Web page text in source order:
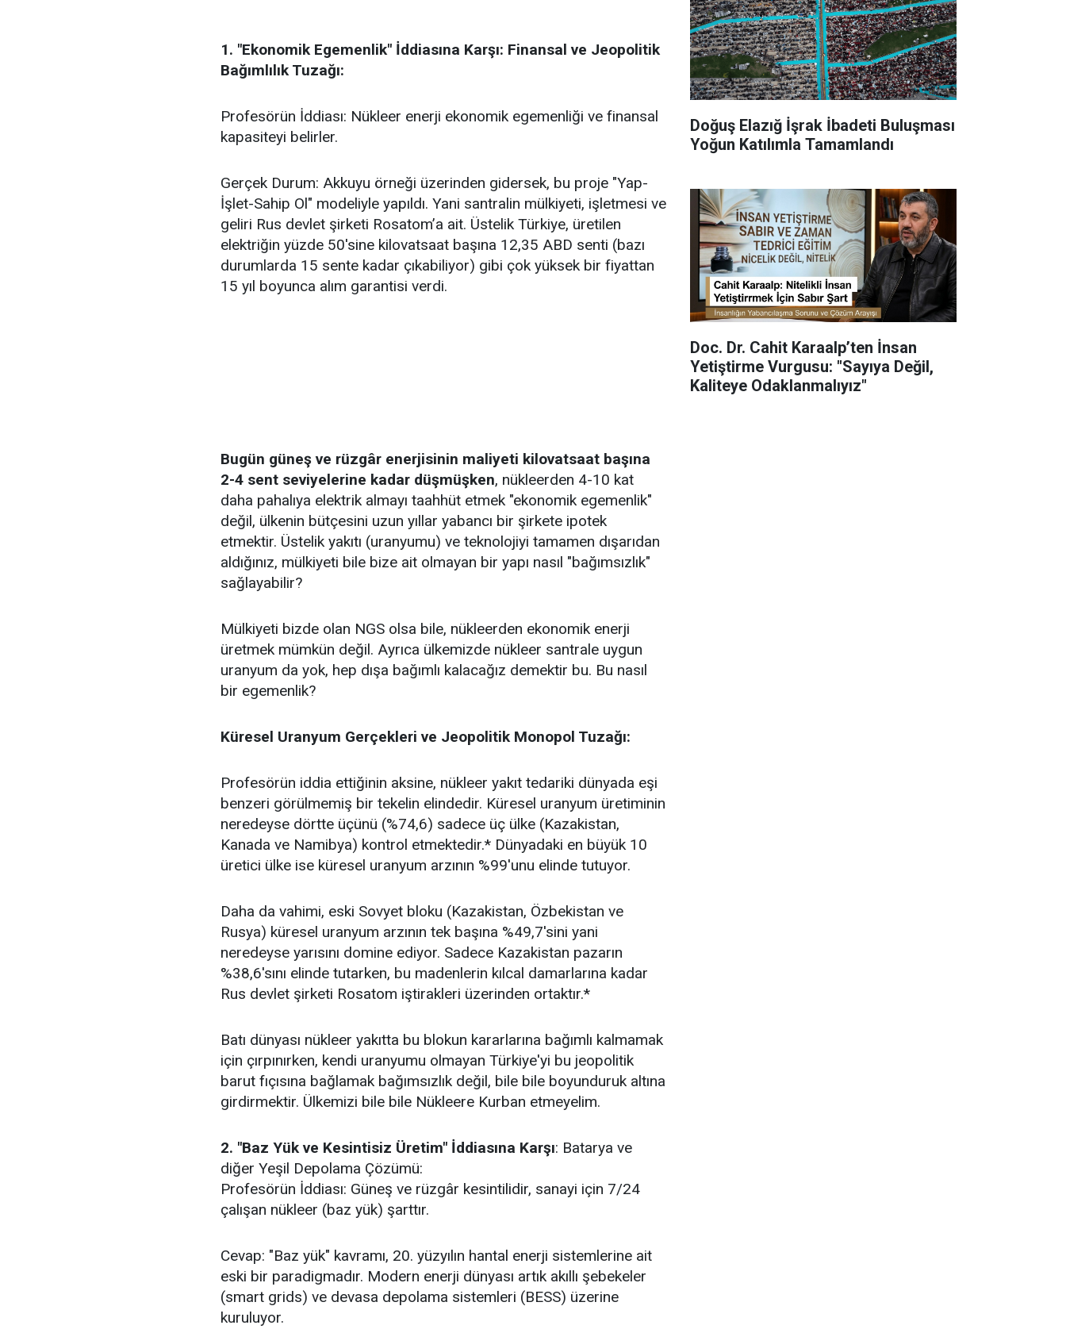
1. "Ekonomik Egemenlik" İddiasına Karşı: Finansal ve Jeopolitik
Bağımlılık Tuzağı:
Profesörün İddiası: Nükleer enerji ekonomik egemenliği ve finansal
kapasiteyi belirler.
Gerçek Durum: Akkuyu örneği üzerinden gidersek, bu proje "Yap-
İşlet-Sahip Ol" modeliyle yapıldı. Yani santralin mülkiyeti, işletmesi ve
geliri Rus devlet şirketi Rosatom’a ait. Üstelik Türkiye, üretilen
elektriğin yüzde 50'sine kilovatsaat başına 12,35 ABD senti (bazı
durumlarda 15 sente kadar çıkabiliyor) gibi çok yüksek bir fiyattan
15 yıl boyunca alım garantisi verdi.
Bugün güneş ve rüzgâr enerjisinin maliyeti kilovatsaat başına
2-4 sent seviyelerine kadar düşmüşken, nükleerden 4-10 kat
daha pahalıya elektrik almayı taahhüt etmek "ekonomik egemenlik"
değil, ülkenin bütçesini uzun yıllar yabancı bir şirkete ipotek
etmektir. Üstelik yakıtı (uranyumu) ve teknolojiyi tamamen dışarıdan
aldığınız, mülkiyeti bile bize ait olmayan bir yapı nasıl "bağımsızlık"
sağlayabilir?
Mülkiyeti bizde olan NGS olsa bile, nükleerden ekonomik enerji
üretmek mümkün değil. Ayrıca ülkemizde nükleer santrale uygun
uranyum da yok, hep dışa bağımlı kalacağız demektir bu. Bu nasıl
bir egemenlik?
Küresel Uranyum Gerçekleri ve Jeopolitik Monopol Tuzağı:
Profesörün iddia ettiğinin aksine, nükleer yakıt tedariki dünyada eşi
benzeri görülmemiş bir tekelin elindedir. Küresel uranyum üretiminin
neredeyse dörtte üçünü (%74,6) sadece üç ülke (Kazakistan,
Kanada ve Namibya) kontrol etmektedir.* Dünyadaki en büyük 10
üretici ülke ise küresel uranyum arzının %99'unu elinde tutuyor.
Daha da vahimi, eski Sovyet bloku (Kazakistan, Özbekistan ve
Rusya) küresel uranyum arzının tek başına %49,7'sini yani
neredeyse yarısını domine ediyor. Sadece Kazakistan pazarın
%38,6'sını elinde tutarken, bu madenlerin kılcal damarlarına kadar
Rus devlet şirketi Rosatom iştirakleri üzerinden ortaktır.*
Batı dünyası nükleer yakıtta bu blokun kararlarına bağımlı kalmamak
için çırpınırken, kendi uranyumu olmayan Türkiye'yi bu jeopolitik
barut fıçısına bağlamak bağımsızlık değil, bile bile boyunduruk altına
girdirmektir. Ülkemizi bile bile Nükleere Kurban etmeyelim.
2. "Baz Yük ve Kesintisiz Üretim" İddiasına Karşı: Batarya ve
diğer Yeşil Depolama Çözümü:
Profesörün İddiası: Güneş ve rüzgâr kesintilidir, sanayi için 7/24
çalışan nükleer (baz yük) şarttır.
Cevap: "Baz yük" kavramı, 20. yüzyılın hantal enerji sistemlerine ait
eski bir paradigmadır. Modern enerji dünyası artık akıllı şebekeler
(smart grids) ve devasa depolama sistemleri (BESS) üzerine
kuruluyor.
Doğuş Elazığ İşrak İbadeti Buluşması
Yoğun Katılımla Tamamlandı
Doc. Dr. Cahit Karaalp’ten İnsan
Yetiştirme Vurgusu: "Sayıya Değil,
Kaliteye Odaklanmalıyız"